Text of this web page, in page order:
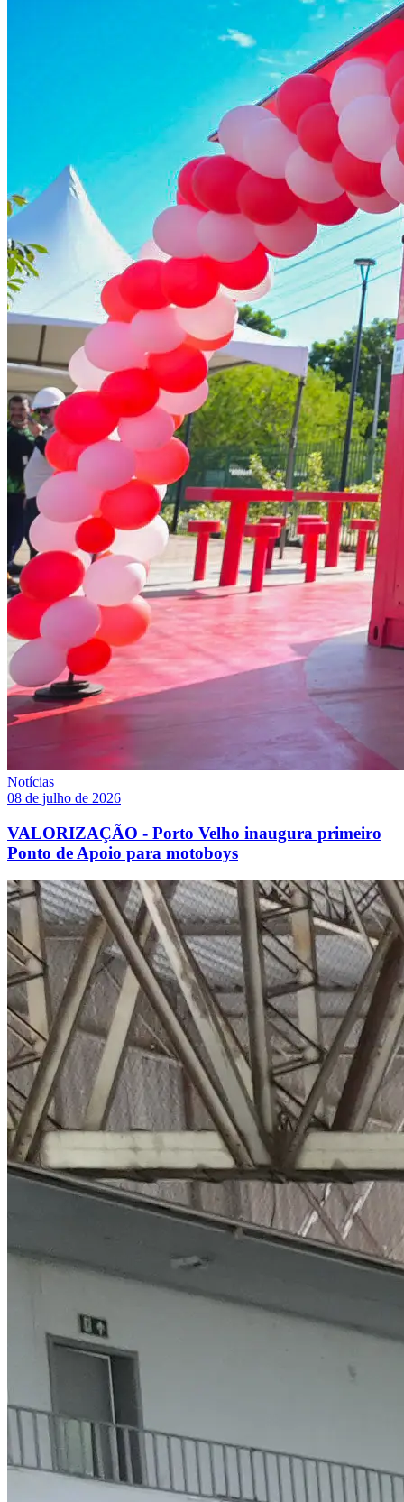
Notícias
08 de julho de 2026
VALORIZAÇÃO - Porto Velho inaugura primeiro
Ponto de Apoio para motoboys